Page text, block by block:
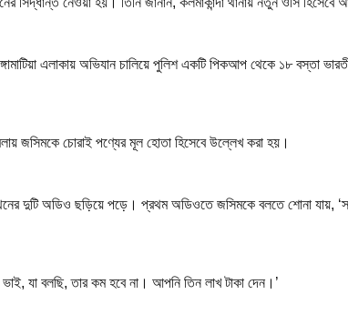
এলাকায় অভিযান চালিয়ে পুলিশ একটি পিকআপ থেকে ১৮ বস্তা
জসিমকে চোরাই পণ্যের মূল হোতা হিসেবে উল্লেখ করা হয়।
দুটি অডিও ছড়িয়ে পড়ে। প্রথম অডিওতে জসিমকে বলতে শোনা যায়,
যা বলছি, তার কম হবে না। আপনি তিন লাখ টাকা দেন।’